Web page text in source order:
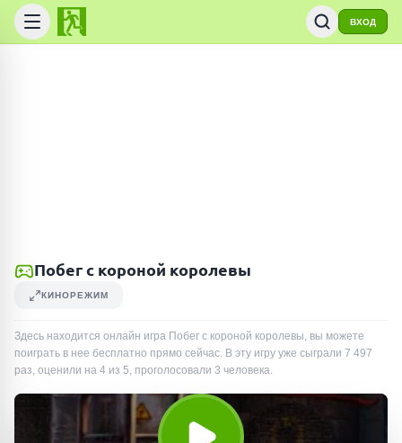
ВХОД
Побег с короной королевы
КИНОРЕЖИМ
Здесь находится онлайн игра Побег с короной королевы, вы можете
поиграть в нее бесплатно прямо сейчас. В эту игру уже сыграли 7 497
раз, оценили на 4 из 5, проголосовали 3 человека.